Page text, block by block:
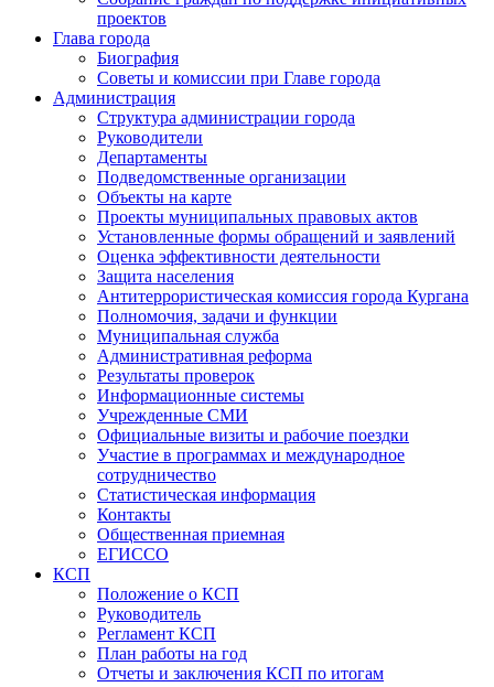
проектов
Глава города
Биография
Советы и комиссии при Главе города
Администрация
Структура администрации города
Руководители
Департаменты
Подведомственные организации
Объекты на карте
Проекты муниципальных правовых актов
Установленные формы обращений и заявлений
Оценка эффективности деятельности
Защита населения
Антитеррористическая комиссия города Кургана
Полномочия, задачи и функции
Муниципальная служба
Административная реформа
Результаты проверок
Информационные системы
Учрежденные СМИ
Официальные визиты и рабочие поездки
Участие в программах и международное
сотрудничество
Статистическая информация
Контакты
Общественная приемная
ЕГИССО
КСП
Положение о КСП
Руководитель
Регламент КСП
План работы на год
Отчеты и заключения КСП по итогам